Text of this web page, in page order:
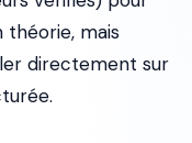
théorie, mais
directement sur